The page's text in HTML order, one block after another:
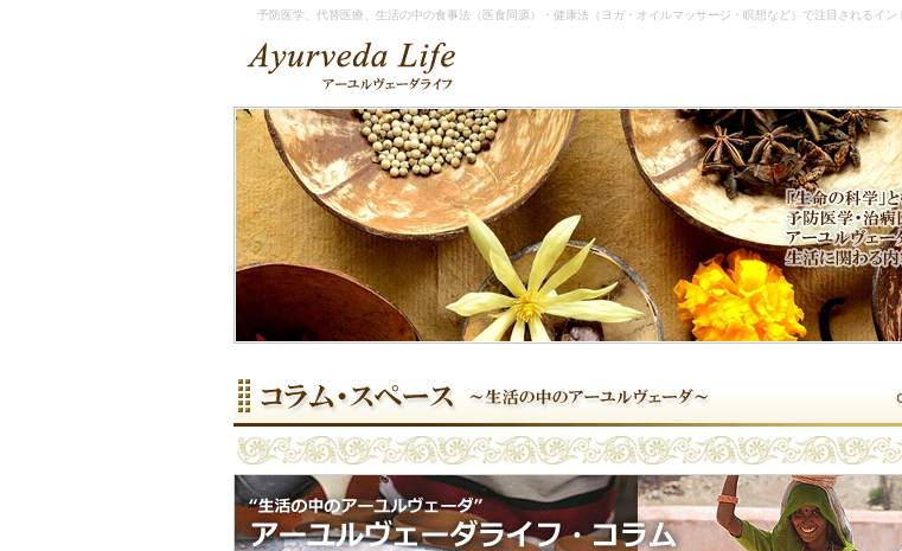
予防医学、代替医療、生活の中の食事法（医食同源）・健康法（ヨガ・オイルマッサージ・瞑想など）で注目されるイ